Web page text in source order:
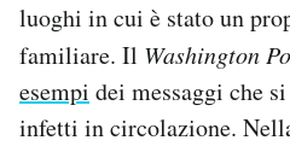
luoghi in cui è stato un
familiare. Il Washington
esempi dei messaggi che
infetti in circolazione.